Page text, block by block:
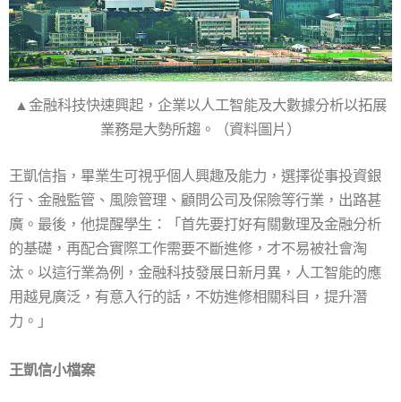
▲金融科技快速興起，企業以人工智能及大數據分析以拓展
業務是大勢所趨。（資料圖片）
王凱信指，畢業生可視乎個人興趣及能力，選擇從事投資銀
行、金融監管、風險管理、顧問公司及保險等行業，出路甚
廣。最後，他提醒學生：「首先要打好有關數理及金融分析
的基礎，再配合實際工作需要不斷進修，才不易被社會淘
汰。以這行業為例，金融科技發展日新月異，人工智能的應
用越見廣泛，有意入行的話，不妨進修相關科目，提升潛
力。」
王凱信小檔案